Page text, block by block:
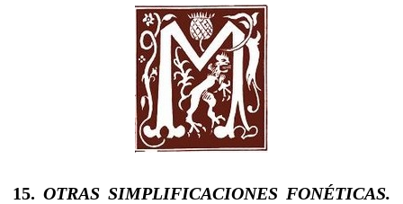
15. OTRAS SIMPLIFICACIONES FONÉTICAS.